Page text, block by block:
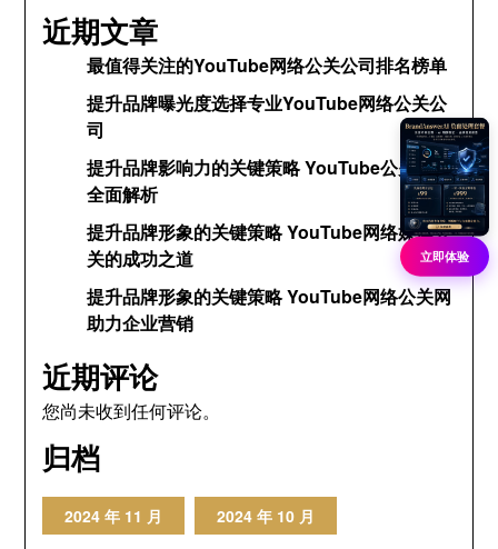
近期文章
最值得关注的YouTube网络公关公司排名榜单
提升品牌曝光度选择专业YouTube网络公关公
司
提升品牌影响力的关键策略 YouTube公关网络
全面解析
提升品牌形象的关键策略 YouTube网络媒体公
关的成功之道
提升品牌形象的关键策略 YouTube网络公关网
助力企业营销
近期评论
您尚未收到任何评论。
归档
2024 年 11 月 2024 年 10 月
立即体验